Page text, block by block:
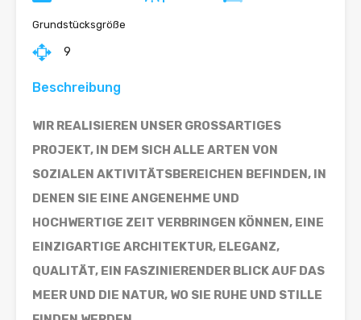
Grundstücksgröße
9
Beschreibung
WIR REALISIEREN UNSER GROSSARTIGES
PROJEKT, IN DEM SICH ALLE ARTEN VON
SOZIALEN AKTIVITÄTSBEREICHEN BEFINDEN, IN
DENEN SIE EINE ANGENEHME UND
HOCHWERTIGE ZEIT VERBRINGEN KÖNNEN, EINE
EINZIGARTIGE ARCHITEKTUR, ELEGANZ,
QUALITÄT, EIN FASZINIERENDER BLICK AUF DAS
MEER UND DIE NATUR, WO SIE RUHE UND STILLE